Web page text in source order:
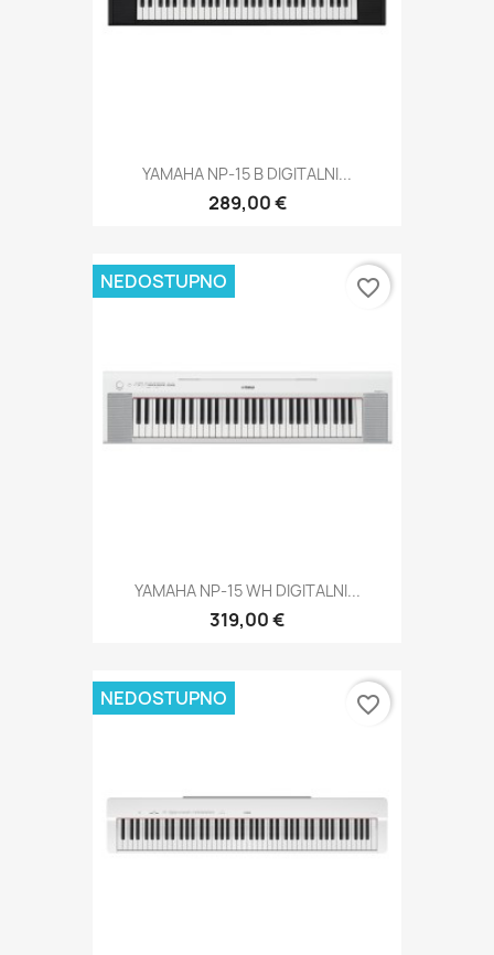
YAMAHA NP-15 B DIGITALNI...
289,00 €
YAMAHA NP-15 WH DIGITALNI...
319,00 €
NEDOSTUPNO favorite_border
NEDOSTUPNO favorite_border